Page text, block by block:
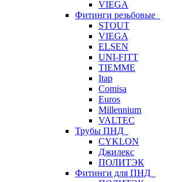
VIEGA
Фитинги резьбовые
STOUT
VIEGA
ELSEN
UNI-FITT
TIEMME
Itap
Comisa
Euros
Millennium
VALTEC
Трубы ПНД
CYKLON
Джилекс
ПОЛИТЭК
Фитинги для ПНД